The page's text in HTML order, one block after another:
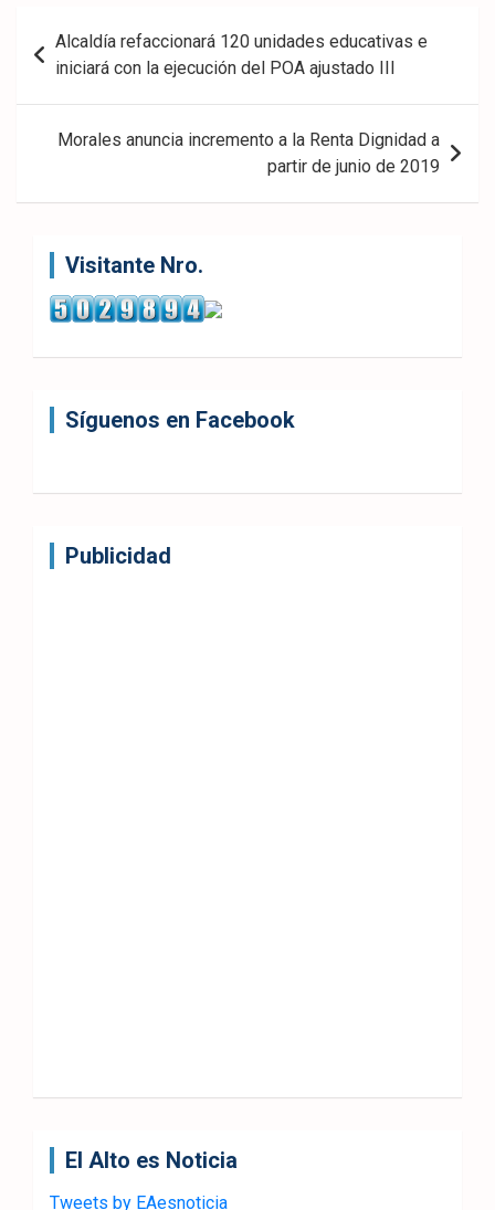
Navegación
de
entradas
Alcaldía refaccionará 120 unidades educativas e
iniciará con la ejecución del POA ajustado III
Morales anuncia incremento a la Renta Dignidad a
partir de junio de 2019
Visitante Nro.
Síguenos en Facebook
Publicidad
El Alto es Noticia
Tweets by EAesnoticia